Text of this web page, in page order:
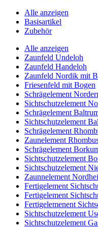
Alle anzeigen
Basisartikel
Zubehör
Alle anzeigen
Zaunfeld Undeloh
Zaunfeld Handeloh
Zaunfeld Nordik mit
Friesenfeld mit Bogen
Schrägelement
Sichtschutzelement
Schrägelement
Sichtschutzelement
Schrägelement
Zaunelement
Schrägelement
Sichtschutzelement
Sichtschutzelement
Zaunnelement
Fertigelement
Fertigelement
Fertigelemenent
Sichtschutzelement
Sichtschutzelement